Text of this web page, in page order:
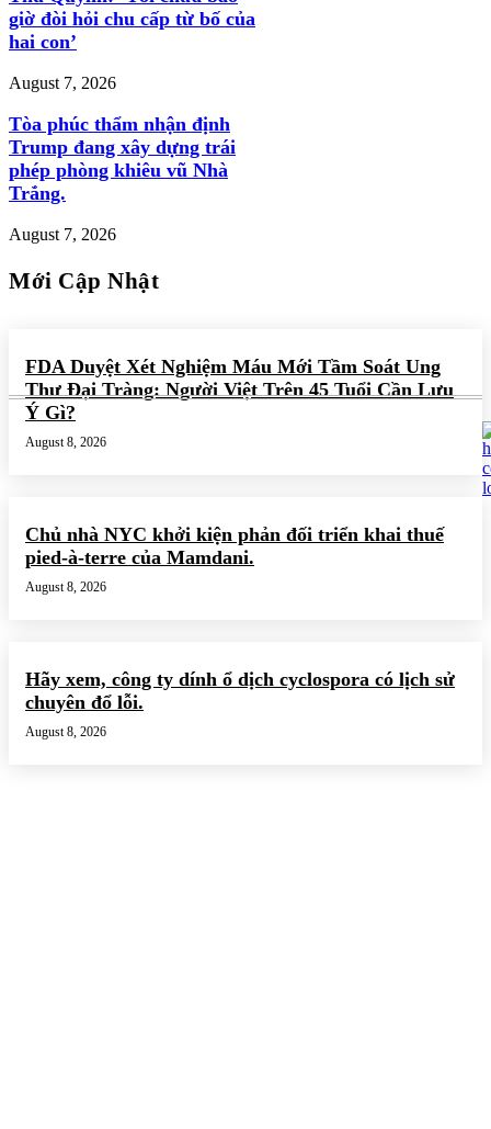
giờ đòi hỏi chu cấp từ bố của
hai con’
August 7, 2026
Tòa phúc thẩm nhận định
Trump đang xây dựng trái
phép phòng khiêu vũ Nhà
Trắng.
August 7, 2026
Mới Cập Nhật
FDA Duyệt Xét Nghiệm Máu Mới Tầm Soát Ung
Thư Đại Tràng: Người Việt Trên 45 Tuổi Cần Lưu
Ý Gì?
August 8, 2026
Chủ nhà NYC khởi kiện phản đối triển khai thuế
pied-à-terre của Mamdani.
August 8, 2026
Hãy xem, công ty dính ổ dịch cyclospora có lịch sử
chuyên đổ lỗi.
August 8, 2026